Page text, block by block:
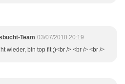
Team 03/07/2010 20:19
wieder, bin top fit ;)<br /> <br /> <br />